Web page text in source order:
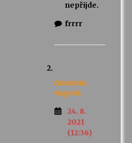
nepřijde.
frrrr
Anonym
napsal:
24. 8.
2021
(12:36)